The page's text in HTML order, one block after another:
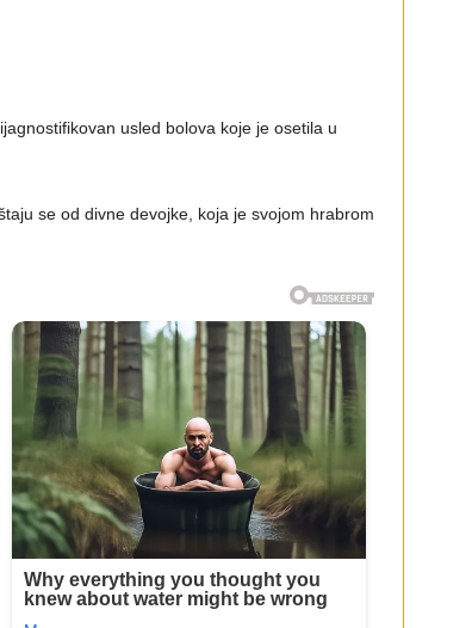
usled bolova koje je osetila u
se od divne devojke, koja je svojom hrabrom